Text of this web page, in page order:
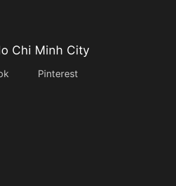
Chi Minh City
Pinterest